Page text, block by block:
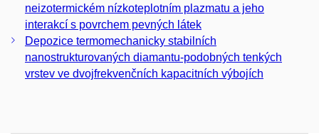
neizotermickém nízkoteplotním plazmatu a jeho
interakcí s povrchem pevných látek
Depozice termomechanicky stabilních
nanostrukturovaných diamantu-podobných tenkých
vrstev ve dvojfrekvenčních kapacitních výbojích